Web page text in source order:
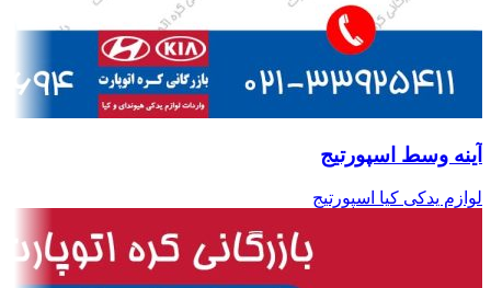
آینه وسط اسپورتیج
لوازم یدکی کیا اسپورتیج